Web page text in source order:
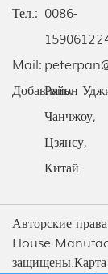
Добавлять:
Район
Чанчжоу,
Цзянсу,
Китай
Тел.: 0086-
Mail:
Авторские
House
защищены.